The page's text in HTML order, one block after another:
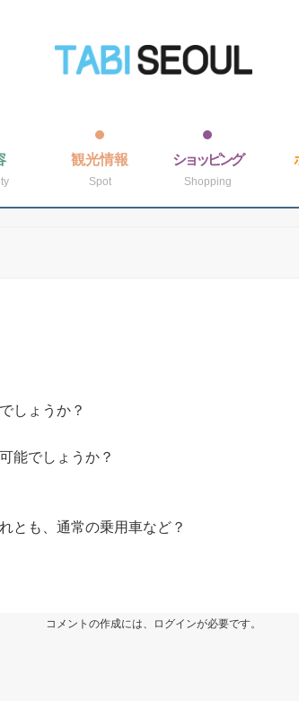
観光情報
Spot
ショッピング
Shopping
しょうか？
能でしょうか？
とも、通常の乗用車など？
コメントの作成には、ログインが必要です。